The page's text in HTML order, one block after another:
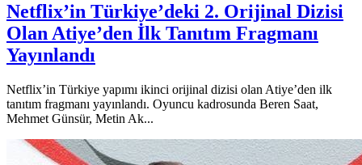
Netflix’in Türkiye’deki 2. Orijinal Dizisi
Olan Atiye’den İlk Tanıtım Fragmanı
Yayınlandı
Netflix’in Türkiye yapımı ikinci orijinal dizisi olan Atiye’den ilk
tanıtım fragmanı yayınlandı. Oyuncu kadrosunda Beren Saat,
Mehmet Günsür, Metin Ak...